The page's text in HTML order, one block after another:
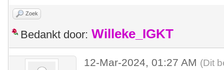
Zoek
Bedankt door: Willeke_IGKT
12-Mar-2024, 01:27 AM (Dit